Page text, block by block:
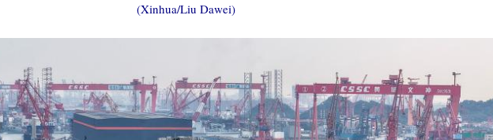
(Xinhua/Liu Dawei)